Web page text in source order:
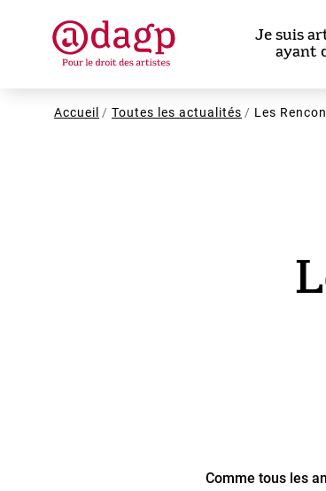
Je suis
ayant
Fil
Accueil Toutes les actualités Les
Comme tous les